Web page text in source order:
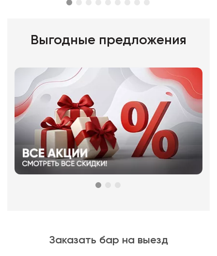
Выгодные предложения
Заказать бар на выезд